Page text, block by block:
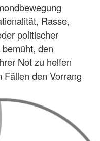
Rasse,
politischer
den
Not zu helfen
Fällen den Vorrang